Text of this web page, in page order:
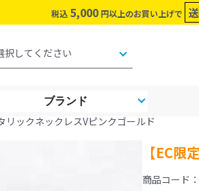
税込 5,000 円以上のお買い上げで
ブランド
リックネックレスVピンクゴールド
【EC限定
商品コード：